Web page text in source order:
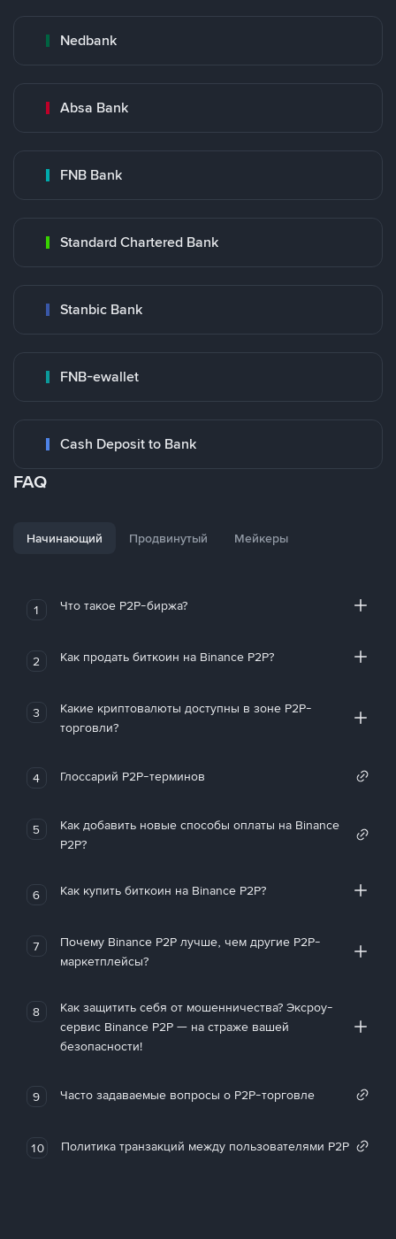
Nedbank
Absa Bank
FNB Bank
Standard Chartered Bank
Stanbic Bank
FNB-ewallet
Cash Deposit to Bank
FAQ
Начинающий Продвинутый Мейкеры
1 Что такое P2P-биржа?
2 Как продать биткоин на Binance P2P?
3
Какие криптовалюты доступны в зоне P2P-
торговли?
4 Глоссарий P2P-терминов
5
Как добавить новые способы оплаты на Binance
P2P?
6 Как купить биткоин на Binance P2P?
7
Почему Binance P2P лучше, чем другие P2P-
маркетплейсы?
8
Как защитить себя от мошенничества? Эксроу-
сервис Binance P2P — на страже вашей
безопасности!
9 Часто задаваемые вопросы о P2P-торговле
10 Политика транзакций между пользователями P2P